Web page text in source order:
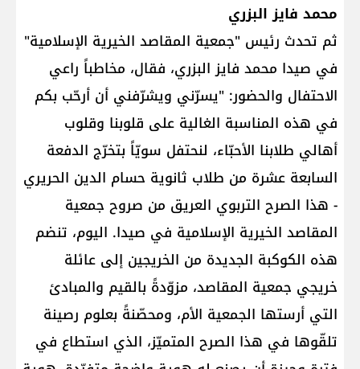
محمد فايز البزري
ثم تحدث رئيس "جمعية المقاصد الخيرية الإسلامية"
في صيدا محمد فايز البزري، فقال، مخاطباً راعي
الاحتفال والحضور: "يسرّني ويشرّفني أن أرحّب بكم
في هذه المناسبة الغالية على قلوبنا وقلوب
أهالي طلابنا الأحبّاء، لنحتفل سويّاً بتخرّج الدفعة
السابعة عشرة من طلاب ثانوية حسام الدين الحريري
- هذا الصرح التربوي العريق من صروح جمعية
المقاصد الخيرية الإسلامية في صيدا. اليوم، تنضم
هذه الكوكبة الجديدة من الخريجين إلى عائلة
خريجي جمعية المقاصد، مزوّدةً بالقيم والمبادئ
التي أرستها الجمعية الأم، ومحصّنةً بعلوم رصينة
تلقّوها في هذا الصرح المتميّز، الذي استطاع في